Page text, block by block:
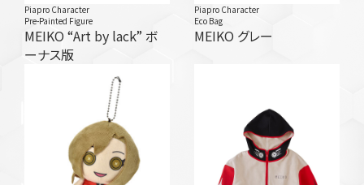
Piapro Character
Pre-Painted Figure
MEIKO “Art by lack” ボ
ーナス版
Piapro Character
Eco Bag
MEIKO グレー